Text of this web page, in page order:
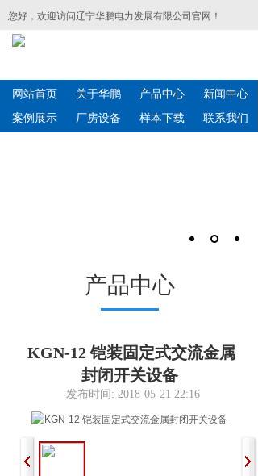
您好，欢迎访问辽宁华鹏电力发展有限公司官网！
网站首页 关于华鹏 产品中心
新闻中心
案例展示
厂房设备 样本下载 联系我们
产品中心
KGN-12 铠装固定式交流金属
封闭开关设备
发布时间: 2018-05-21 22:16